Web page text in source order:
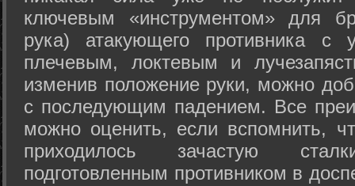
ключевым «инструментом» для
рука) атакующего противника с
плечевым, локтевым и
изменив положение руки, можно
с последующим падением. Все
можно оценить, если вспомнить,
приходилось зачастую
подготовленным противником в